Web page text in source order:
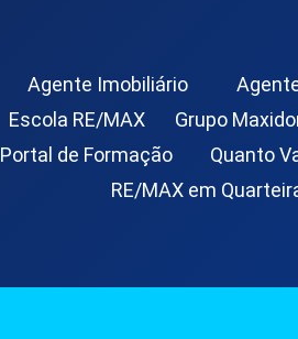
Agente Imobiliário
Escola RE/MAX Grupo
Portal de Formação Quanto
RE/MAX em